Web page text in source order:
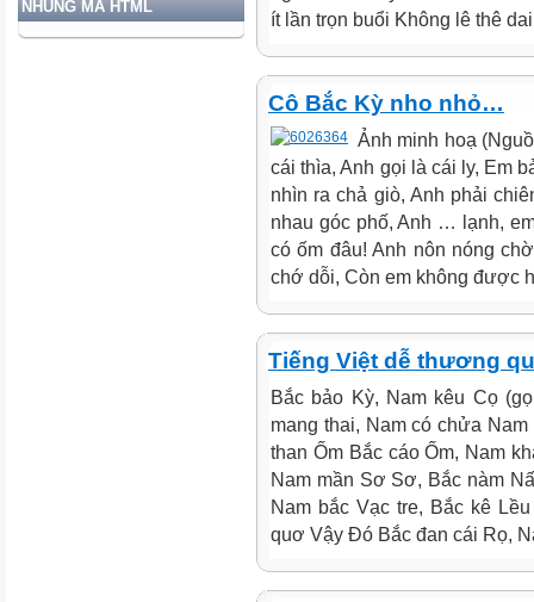
NHÚNG MÃ HTML
ít lần trọn buổi Không lê thê
Cô Bắc Kỳ nho nhỏ…
Ảnh minh hoạ
cái thìa, Anh gọi là cái ly, Em
nhìn ra chả giò, Anh phải
nhau góc phố, Anh … lạnh,
có ốm đâu! Anh nôn nóng
chớ dỗi, Còn em không được
Tiếng Việt dễ thương
Bắc bảo Kỳ, Nam kêu Cọ
mang thai, Nam có chửa
than Ốm Bắc cáo Ốm, Nam
Nam mần Sơ Sơ, Bắc nàm
Nam bắc Vạc tre, Bắc kê
quơ Vậy Đó Bắc đan cái Rọ,